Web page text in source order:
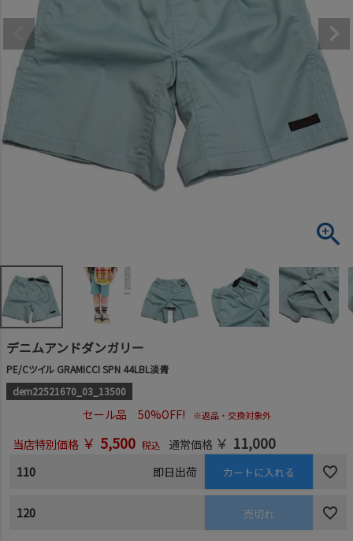
デニムアンドダンガリー
PE/Cツイル GRAMICCI SPN 44LBL淡青
dem22521670_03_13500
セール品 50%OFF! ※返品・交換対象外
当店特別価格 ￥ 5,500 税込 通常価格 ￥ 11,000
110 即日出荷 カートに入れる
120 売切れ